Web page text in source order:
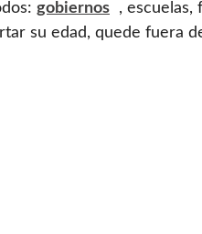
gobiernos
, escuelas,
su edad, quede fuera